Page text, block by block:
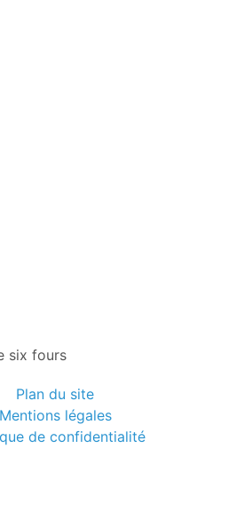
six fours
Plan du site
Mentions légales
de confidentialité